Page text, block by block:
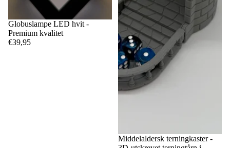
Globuslampe LED hvit -
Premium kvalitet
€39,95
Middelaldersk terningkaster -